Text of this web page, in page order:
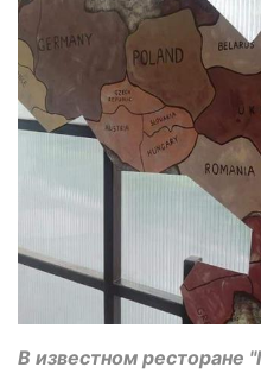
В известном ресторане